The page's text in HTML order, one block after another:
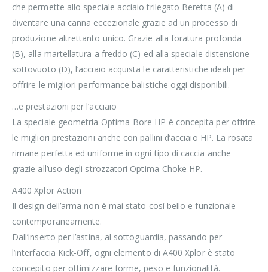
che permette allo speciale acciaio trilegato Beretta (A) di
diventare una canna eccezionale grazie ad un processo di
produzione altrettanto unico. Grazie alla foratura profonda
(B), alla martellatura a freddo (C) ed alla speciale distensione
sottovuoto (D), l’acciaio acquista le caratteristiche ideali per
offrire le migliori performance balistiche oggi disponibili.
…e prestazioni per l’acciaio
La speciale geometria Optima-Bore HP è concepita per offrire
le migliori prestazioni anche con pallini d’acciaio HP. La rosata
rimane perfetta ed uniforme in ogni tipo di caccia anche
grazie all’uso degli strozzatori Optima-Choke HP.
A400 Xplor Action
Il design dell’arma non è mai stato così bello e funzionale
contemporaneamente.
Dall’inserto per l’astina, al sottoguardia, passando per
l’interfaccia Kick-Off, ogni elemento di A400 Xplor è stato
concepito per ottimizzare forme, peso e funzionalità.